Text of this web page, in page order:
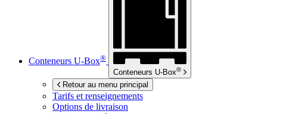
Conteneurs U-Box®
Conteneurs U-Box®
Retour au menu principal
Tarifs et renseignements
Options de livraison